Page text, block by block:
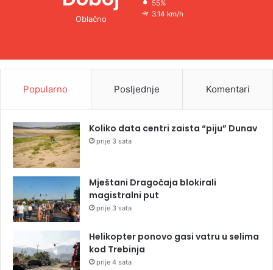
Oblačno
55%
3.14 km/h
Popularno Posljednje Komentari
Koliko data centri zaista “piju” Dunav
prije 3 sata
Mještani Dragočaja blokirali
magistralni put
prije 3 sata
Helikopter ponovo gasi vatru u selima
kod Trebinja
prije 4 sata